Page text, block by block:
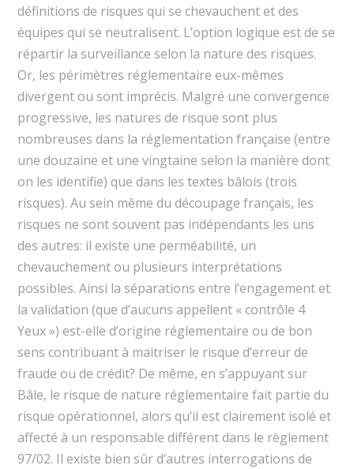
définitions de risques qui se chevauchent et des
équipes qui se neutralisent. L’option logique est de se
répartir la surveillance selon la nature des risques.
Or, les périmètres réglementaire eux-mêmes
divergent ou sont imprécis. Malgré une convergence
progressive, les natures de risque sont plus
nombreuses dans la réglementation française (entre
une douzaine et une vingtaine selon la manière dont
on les identifie) que dans les textes bâlois (trois
risques). Au sein même du découpage français, les
risques ne sont souvent pas indépendants les uns
des autres: il existe une perméabilité, un
chevauchement ou plusieurs interprétations
possibles. Ainsi la séparations entre l’engagement et
la validation (que d’aucuns appellent « contrôle 4
Yeux ») est-elle d’origine réglementaire ou de bon
sens contribuant à maitriser le risque d’erreur de
fraude ou de crédit? De même, en s’appuyant sur
Bâle, le risque de nature réglementaire fait partie du
risque opérationnel, alors qu’il est clairement isolé et
affecté à un responsable différent dans le règlement
97/02. Il existe bien sûr d’autres interrogations de